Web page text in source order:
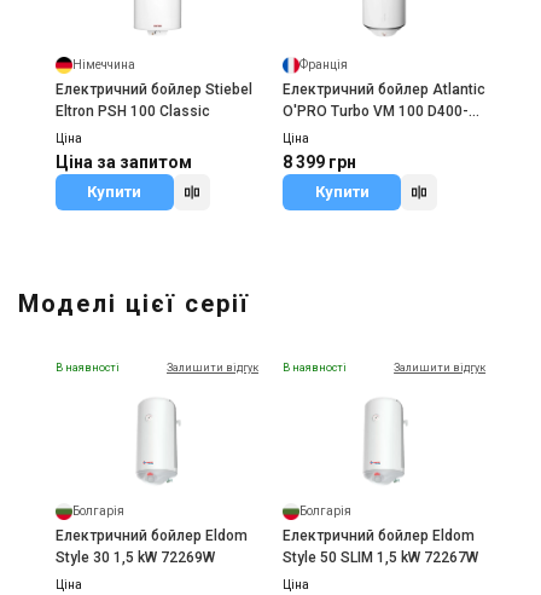
Німеччина
Електричний бойлер Stiebel
Eltron PSH 100 Classic
Ціна
Ціна за запитом
Купити
Франція
Електричний бойлер Atlantic
O'PRO Turbo VM 100 D400-2-
B (2500W)
Ціна
8 399 грн
Купити
Моделі цієї серії
В наявності Залишити відгук
Болгарія
Електричний бойлер Eldom
Style 30 1,5 kW 72269W
Ціна
В наявності Залишити відгук
Болгарія
Електричний бойлер Eldom
Style 50 SLIM 1,5 kW 72267W
Ціна